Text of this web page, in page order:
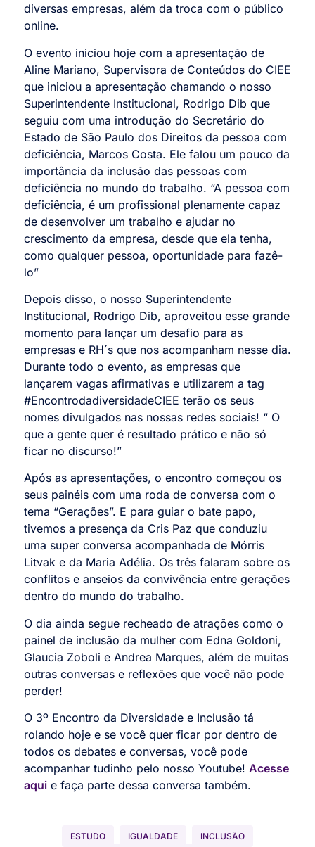
diversas empresas, além da troca com o público
online.
O evento iniciou hoje com a apresentação de
Aline Mariano, Supervisora de Conteúdos do CIEE
que iniciou a apresentação chamando o nosso
Superintendente Institucional, Rodrigo Dib que
seguiu com uma introdução do Secretário do
Estado de São Paulo dos Direitos da pessoa com
deficiência, Marcos Costa. Ele falou um pouco da
importância da inclusão das pessoas com
deficiência no mundo do trabalho. “A pessoa com
deficiência, é um profissional plenamente capaz
de desenvolver um trabalho e ajudar no
crescimento da empresa, desde que ela tenha,
como qualquer pessoa, oportunidade para fazê-
lo”
Depois disso, o nosso Superintendente
Institucional, Rodrigo Dib, aproveitou esse grande
momento para lançar um desafio para as
empresas e RH´s que nos acompanham nesse dia.
Durante todo o evento, as empresas que
lançarem vagas afirmativas e utilizarem a tag
#EncontrodadiversidadeCIEE terão os seus
nomes divulgados nas nossas redes sociais! “ O
que a gente quer é resultado prático e não só
ficar no discurso!”
Após as apresentações, o encontro começou os
seus painéis com uma roda de conversa com o
tema “Gerações”. E para guiar o bate papo,
tivemos a presença da Cris Paz que conduziu
uma super conversa acompanhada de Mórris
Litvak e da Maria Adélia. Os três falaram sobre os
conflitos e anseios da convivência entre gerações
dentro do mundo do trabalho.
O dia ainda segue recheado de atrações como o
painel de inclusão da mulher com Edna Goldoni,
Glaucia Zoboli e Andrea Marques, além de muitas
outras conversas e reflexões que você não pode
perder!
O 3º Encontro da Diversidade e Inclusão tá
rolando hoje e se você quer ficar por dentro de
todos os debates e conversas, você pode
acompanhar tudinho pelo nosso Youtube! Acesse
aqui e faça parte dessa conversa também.
ESTUDO IGUALDADE
INCLUSÃO